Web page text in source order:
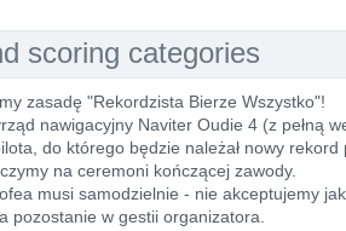
scoring categories
zasadę "Rekordzista Bierze Wszystko"!
nawigacyjny Naviter Oudie 4 (z pełną
do którego będzie należał nowy
na ceremoni kończącej zawody.
musi samodzielnie - nie akceptujemy
pozostanie w gestii organizatora.